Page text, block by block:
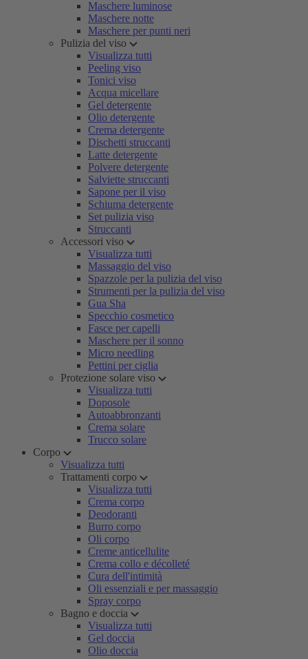
Maschere luminose
Maschere notte
Maschere per punti neri
Pulizia del viso
Visualizza tutti
Peeling viso
Tonici viso
Acqua micellare
Gel detergente
Olio detergente
Crema detergente
Dischetti struccanti
Latte detergente
Polvere detergente
Salviette struccanti
Sapone per il viso
Schiuma detergente
Set pulizia viso
Struccanti
Accessori viso
Visualizza tutti
Massaggio del viso
Spazzole per la pulizia del viso
Strumenti per la pulizia del viso
Gua Sha
Specchio cosmetico
Fasce per capelli
Maschere per il sonno
Micro needling
Pettini per ciglia
Protezione solare viso
Visualizza tutti
Doposole
Autoabbronzanti
Crema solare
Trucco solare
Corpo
Visualizza tutti
Trattamenti corpo
Visualizza tutti
Crema corpo
Deodoranti
Burro corpo
Oli corpo
Creme anticellulite
Crema collo e décolleté
Cura dell'intimità
Oli essenziali e per massaggio
Spray corpo
Bagno e doccia
Visualizza tutti
Gel doccia
Olio doccia